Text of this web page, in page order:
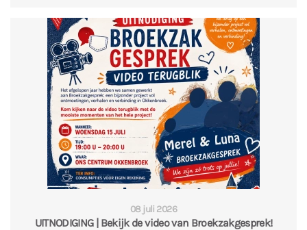
08 juli 2026
UITNODIGING | Bekijk de video van Broekzakgesprek!